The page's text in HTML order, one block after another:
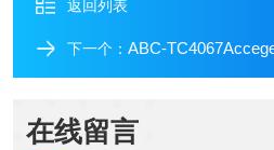
返回列表
下一个： ABC-
在线留言